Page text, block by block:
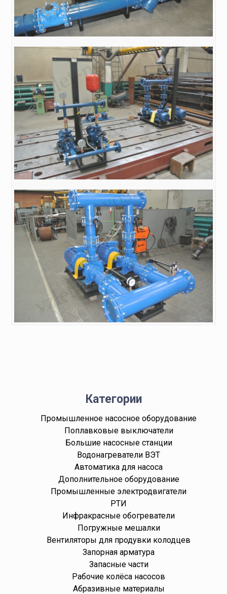
Категории
Промышленное насосное оборудование
Поплавковые выключатели
Большие насосные станции
Водонагреватели ВЭТ
Автоматика для насоса
Дополнительное оборудование
Промышленные электродвигатели
РТИ
Инфракрасные обогреватели
Погружные мешалки
Вентиляторы для продувки колодцев
Запорная арматура
Запасные части
Рабочие колёса насосов
Абразивные материалы